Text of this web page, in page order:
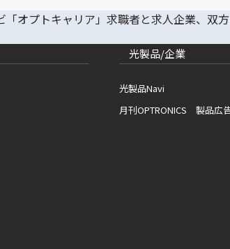
光製品/企業
光製品Navi
月刊OPTRONICS 製品広